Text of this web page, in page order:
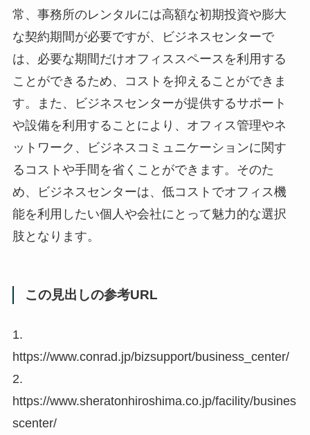
常、事務所のレンタルには高額な初期投資や膨大
な契約期間が必要ですが、ビジネスセンターで
は、必要な期間だけオフィススペースを利用する
ことができるため、コストを抑えることができま
す。また、ビジネスセンターが提供するサポート
や設備を利用することにより、オフィス管理やネ
ットワーク、ビジネスコミュニケーションに関す
るコストや手間を省くことができます。そのた
め、ビジネスセンターは、低コストでオフィス機
能を利用したい個人や会社にとって魅力的な選択
肢となります。
この見出しの参考URL
1.
https://www.conrad.jp/bizsupport/business_center/
2.
https://www.sheratonhiroshima.co.jp/facility/busines
scenter/